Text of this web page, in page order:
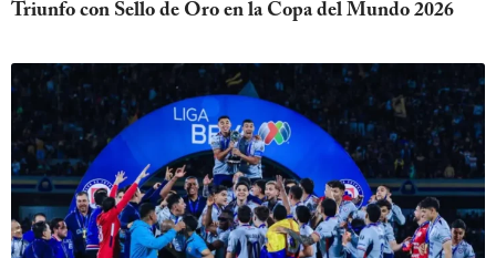
Triunfo con Sello de Oro en la Copa del Mundo 2026